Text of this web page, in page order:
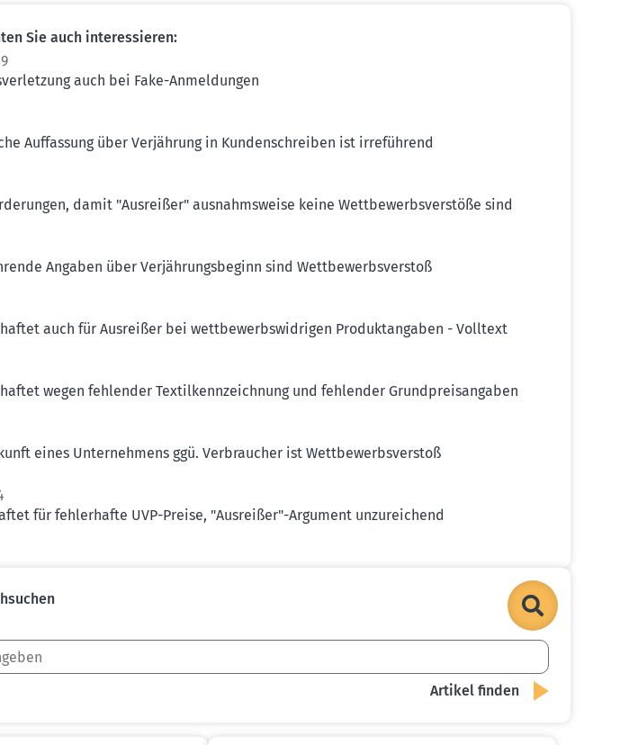
Sie auch inter­es­sieren:
auch bei Fake-Anmel­dungen
Auffassung über Verjährung in Kunden­schreiben ist irreführend
damit "Ausreißer" ausnahms­weise keine Wettbe­werbs­ver­stöße sind
Angaben über Verjäh­rungs­beginn sind Wettbe­werbs­verstoß
haftet auch für Ausreißer bei wettbe­werbs­wid­rigen Produk­t­an­gaben - Volltext
haftet wegen fehlender Textil­kenn­zeichnung und fehlender Grund­preis­an­gaben
eines Unter­nehmens ggü. Verbraucher ist Wettbe­werbs­verstoß
für fehler­hafte UVP-Preise, "Ausreißer"-Argument unzurei­chend